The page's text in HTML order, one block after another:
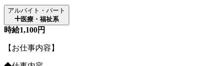
アルバイト・パート
医療・福祉系
時給1,100円
【お仕事内容】